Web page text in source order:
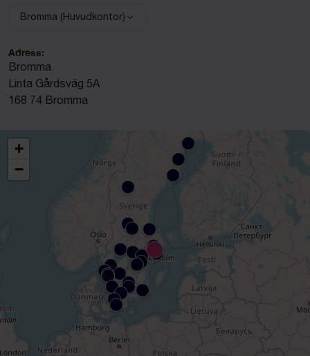
Välj anläggning:
Bromma (Huvudkontor)
Adress:
Bromma
Linta Gårdsväg 5A
168 74 Bromma
+
−